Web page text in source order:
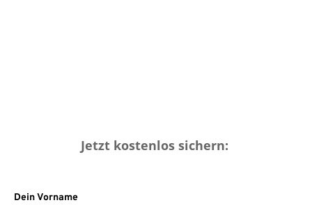
Jetzt kostenlos sichern:
Dein Vorname